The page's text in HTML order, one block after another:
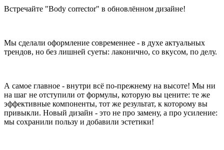
Встречайте "Body corrector" в обновлённом дизайне!
Мы сделали оформление современнее - в духе актуальных
трендов, но без лишней суеты: лаконично, со вкусом, по делу.
А самое главное - внутри всё по-прежнему на высоте! Мы ни
на шаг не отступили от формулы, которую вы цените: те же
эффективные компоненты, тот же результат, к которому вы
привыкли. Новый дизайн - это не про замену, а про усиление:
мы сохранили пользу и добавили эстетики!